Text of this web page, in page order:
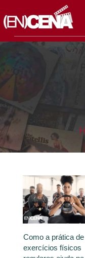
Como a prática de
exercícios físicos